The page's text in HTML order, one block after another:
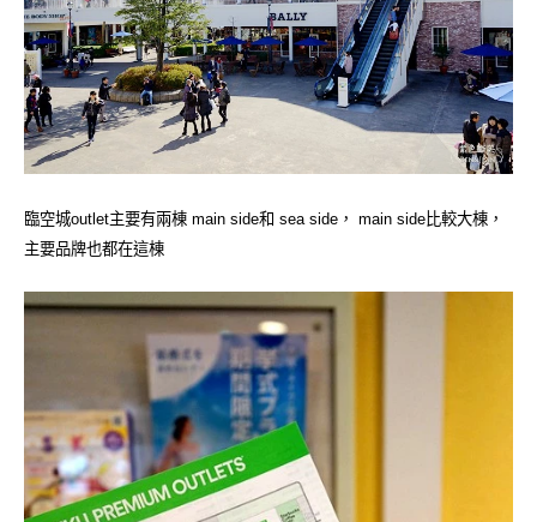
臨空城outlet主要有兩棟 main side和 sea side， main side比較大棟，
主要品牌也都在這棟